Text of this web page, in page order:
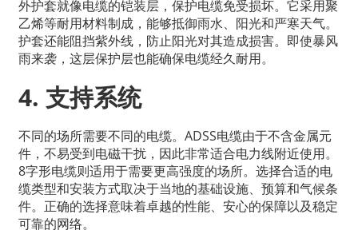
外护套就像电缆的铠装层，保护电缆免受损坏。它采用聚
乙烯等耐用材料制成，能够抵御雨水、阳光和严寒天气。
护套还能阻挡紫外线，防止阳光对其造成损害。即使暴风
雨来袭，这层保护层也能确保电缆经久耐用。
4. 支持系统
不同的场所需要不同的电缆。ADSS电缆由于不含金属元
件，不易受到电磁干扰，因此非常适合电力线附近使用。
8字形电缆则适用于需要更高强度的场所。选择合适的电
缆类型和安装方式取决于当地的基础设施、预算和气候条
件。正确的选择意味着卓越的性能、安心的保障以及稳定
可靠的网络。